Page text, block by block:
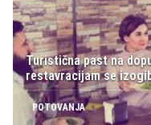
Turistična past na
restavracijam se
POTOVANJA